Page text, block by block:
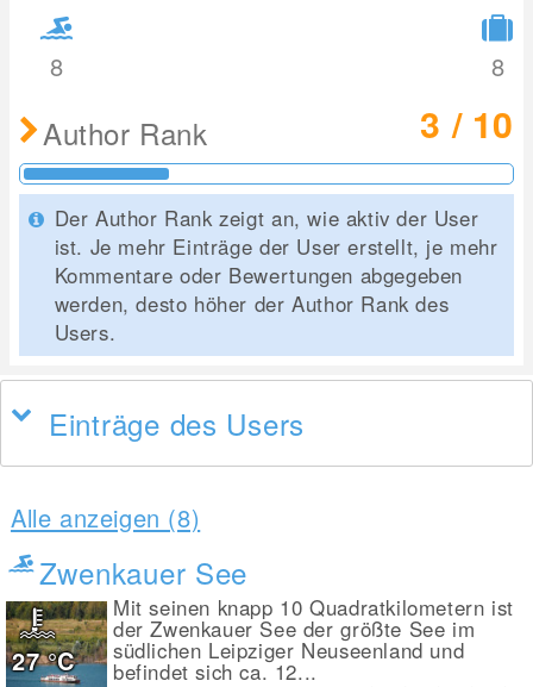
8 8
Author Rank 3 / 10
Der Author Rank zeigt an, wie aktiv der User
ist. Je mehr Einträge der User erstellt, je mehr
Kommentare oder Bewertungen abgegeben
werden, desto höher der Author Rank des
Users.
Einträge des Users
Alle anzeigen (8)
Zwenkauer See
Mit seinen knapp 10 Quadratkilometern ist
der Zwenkauer See der größte See im
südlichen Leipziger Neuseenland und
befindet sich ca. 12...
27°C